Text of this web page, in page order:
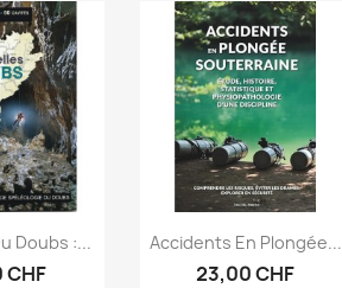
rapide
Doubs :...
CHF
Aperçu rapide
Accidents En Plongée...
23,00 CHF